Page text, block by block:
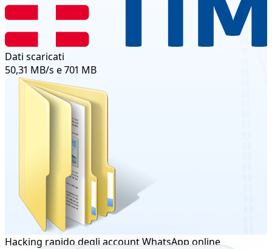
Dati scaricati
50,31 MB/s e 701 MB
Hacking rapido degli account WhatsApp online